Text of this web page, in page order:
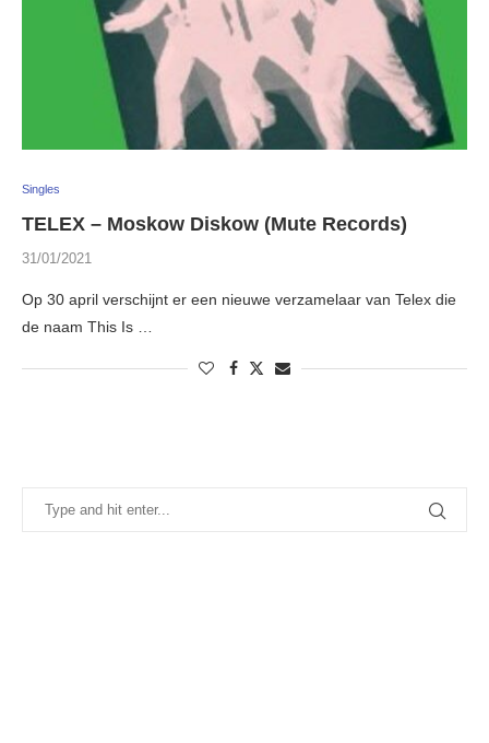
Singles
TELEX – Moskow Diskow (Mute Records)
31/01/2021
Op 30 april verschijnt er een nieuwe verzamelaar van Telex die
de naam This Is …